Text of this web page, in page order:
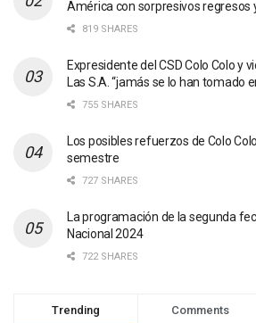
América con sorpresivos regresos
819 SHARES
Expresidente del CSD Colo Colo y
Las S.A. “jamás se lo han tomado
755 SHARES
Los posibles refuerzos de Colo
semestre
727 SHARES
La programación de la segunda
Nacional 2024
722 SHARES
Trending Comments